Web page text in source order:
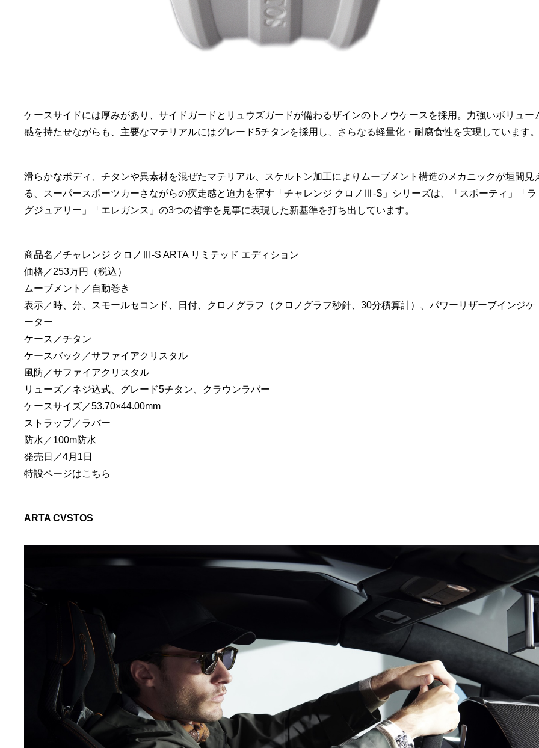
ケースサイドには厚みがあり、サイドガードとリュウズガードが備わるザインのトノウケースを採用。力強いボリュー
感を持たせながらも、主要なマテリアルにはグレード5チタンを採用し、さらなる軽量化・耐腐食性を実現しています。
滑らかなボディ、チタンや異素材を混ぜたマテリアル、スケルトン加工によりムーブメント構造のメカニックが垣間見
る、スーパースポーツカーさながらの疾走感と迫力を宿す「チャレンジ クロノⅢ-S」シリーズは、「スポーティ」「ラ
グジュアリー」「エレガンス」の3つの哲学を見事に表現した新基準を打ち出しています。
商品名／チャレンジ クロノⅢ-S ARTA リミテッド エディション
価格／253万円（税込）
ムーブメント／自動巻き
表示／時、分、スモールセコンド、日付、クロノグラフ（クロノグラフ秒針、30分積算計）、パワーリザーブインジケ
ーター
ケース／チタン
ケースバック／サファイアクリスタル
風防／サファイアクリスタル
リューズ／ネジ込式、グレード5チタン、クラウンラバー
ケースサイズ／53.70×44.00mm
ストラップ／ラバー
防水／100m防水
発売日／4月1日
特設ページはこちら
ARTA CVSTOS